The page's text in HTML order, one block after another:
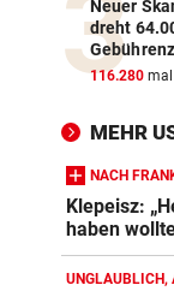
Neuer
dreht
116.280 mal
MEHR
NACH
Klepeisz:
haben
UNGLAUBLICH,